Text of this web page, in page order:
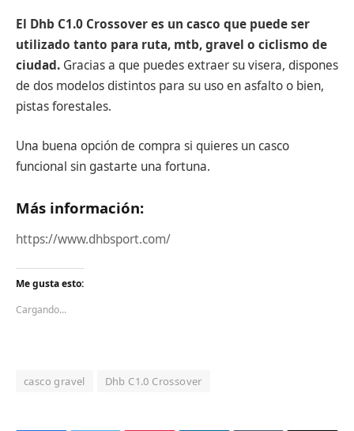
El Dhb C1.0 Crossover es un casco que puede ser
utilizado tanto para ruta, mtb, gravel o ciclismo de
ciudad. Gracias a que puedes extraer su visera, dispones
de dos modelos distintos para su uso en asfalto o bien,
pistas forestales.
Una buena opción de compra si quieres un casco
funcional sin gastarte una fortuna.
Más información:
https://www.dhbsport.com/
Me gusta esto:
Cargando...
casco gravel Dhb C1.0 Crossover